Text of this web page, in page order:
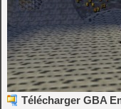
Télécharger GBA